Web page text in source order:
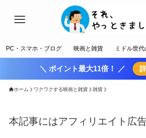
PC・スマホ・ブログ 映画と雑貨 ミドル世
＼ ポイント最大11倍！ ／
ホーム ワクワクする映画と雑貨 雑貨
本記事にはアフィリエイト広